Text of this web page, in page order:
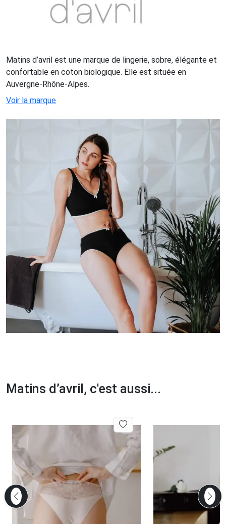
Matins d’avril est une marque de lingerie, sobre, élégante et
confortable en coton biologique. Elle est située en
Auvergne-Rhône-Alpes.
Voir la marque
Matins d’avril, c'est aussi...